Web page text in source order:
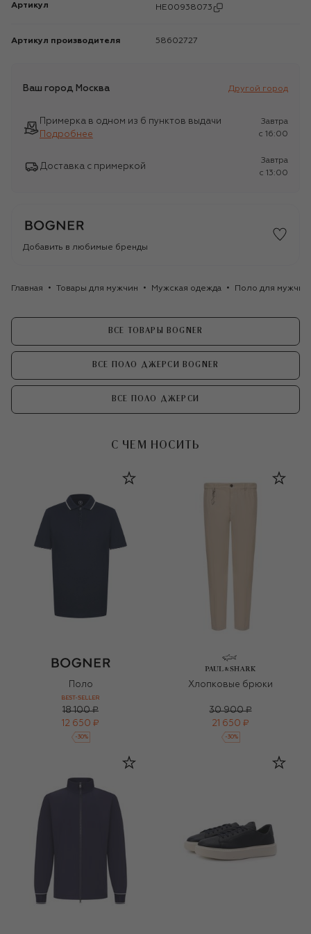
Артикул HE00938073
Артикул производителя 58602727
Ваш город Москва Другой город
Примерка в одном из 6 пунктов выдачи
Подробнее
Завтра
c 16:00
Доставка с примеркой
Завтра
c 13:00
Добавить в любимые бренды
Главная Товары для мужчин Мужская одежда Поло для мужчин
ВСЕ ТОВАРЫ BOGNER
ВСЕ ПОЛО ДЖЕРСИ BOGNER
ВСЕ ПОЛО ДЖЕРСИ
С ЧЕМ НОСИТЬ
Поло
BEST-SELLER
18 100 ₽
12 650 ₽
-30%
Хлопковые брюки
30 900 ₽
21 650 ₽
-30%